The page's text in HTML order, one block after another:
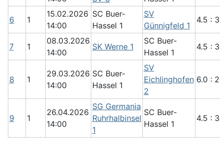
6 1
15.02.2026
14:00
SC Buer-
Hassel 1
SV
Günnigfeld 1
4.5 :
7 1
08.03.2026
14:00
SK Werne 1
SC Buer-
Hassel 1
4.5 :
8 1
29.03.2026
14:00
SC Buer-
Hassel 1
SV
Eichlinghofen
2
6.0 :
9 1
26.04.2026
14:00
SG Germania
Ruhrhalbinsel
1
SC Buer-
Hassel 1
4.5 :